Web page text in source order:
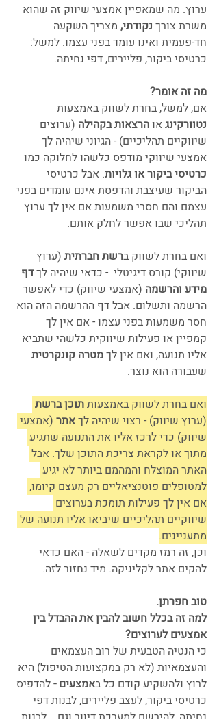
ערוץ. מה שמאפיין אמצעי שיווק זה שהוא
משרת צורך נקודתי, מצריך השקעה
חד-פעמית ואינו עומד בפני עצמו. למשל:
כרטיסי ביקור, פליירים, דפי נחיתה.
מה זה אומר?
אם, למשל, בחרת לשווק באמצעות
נטוורקינג או הרצאות בקהילה (ערוצים
שיווקיים תהליכיים) - הגיוני שיהיה לך
אמצעי שיווקי מודפס כלשהו לחלוקה כמו
כרטיסי ביקור או גלויות. אבל כרטיסי
הביקור שעיצבת והדפסת אינם עומדים בפני
עצמם והם חסרי משמעות אם אין לך ערוץ
תהליכי שבו אפשר לחלק אותם.
ואם בחרת לשווק ברשת חברתית (ערוץ
שיווקי) קורס דיגיטלי  - כדאי שיהיה לך דף
מידע והרשמה (אמצעי שיווק) כדי לאפשר
הרשמה ותשלום. אבל דף ההרשמה הזה הוא
חסר משמעות בפני עצמו - אם אין לך
קמפיין או פעילות שיווקית כלשהי שתביא
אליו תנועה, ואם אין לך מטרה קונקרטית
שעבורה הוא נוצר.
ואם בחרת לשווק באמצעות תוכן ברשת
(ערוץ שיווק) - רצוי שיהיה לך אתר (אמצעי
שיווק) כדי לרכז אליו את התנועה שתגיע
מתוך או לקראת צריכת התוכן שלך. אבל
האתר המוצלח והמהמם ביותר לא יגיע
למטופלים פוטנציאליים רק מעצם קיומו,
אם אין לך פעילות תומכת בערוצים
שיווקיים תהליכיים שיביאו אליו תנועה של
מתעניינים.
וכן, זה רמז מקדים לשאלה - האם כדאי
להקים אתר לקליניקה. מיד נחזור לזה.
טוב חפרתן.
למה זה בכלל חשוב להבין את ההבדל בין
אמצעים לערוצים?
כי הנטיה הטבעית של רוב העצמאים
והעצמאיות (לא רק במקצועות הטיפול) היא
לרוץ ולהשקיע קודם כל באמצעים - להדפיס
כרטיסי ביקור, לעצב פליירים, לבנות דפי